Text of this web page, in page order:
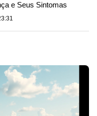
e Seus Sintomas